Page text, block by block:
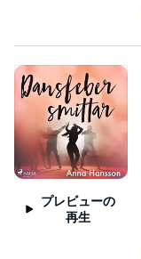
プレビューの
再生